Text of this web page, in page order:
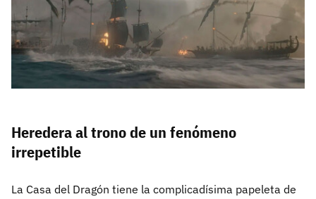
Heredera al trono de un fenómeno
irrepetible
La Casa del Dragón tiene la complicadísima papeleta de